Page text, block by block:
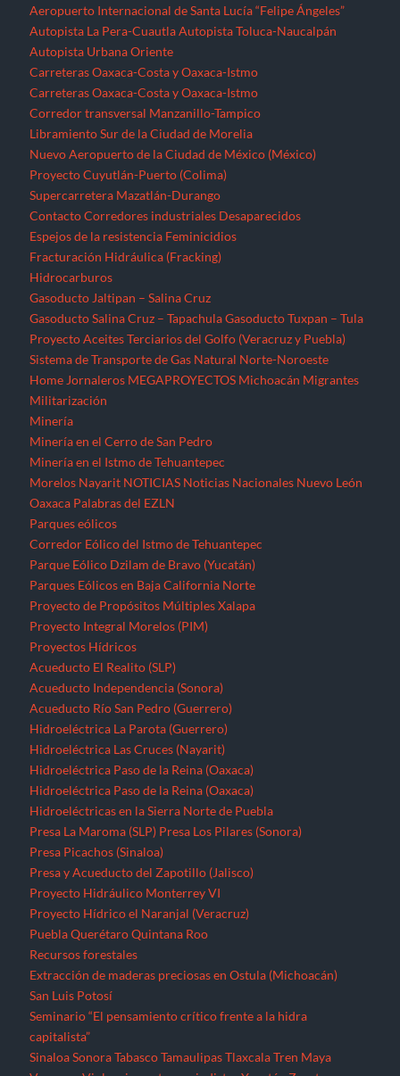
Espejos de la resistenciaFeminicidios
Fracturación Hidráulica (Fracking)
Hidrocarburos
Gasoducto Jaltipan – Salina Cruz
Gasoducto Salina Cruz – TapachulaGasoducto Tuxpan – Tula
Proyecto Aceites Terciarios del Golfo (Veracruz y Puebla)
Sistema de Transporte de Gas Natural Norte-Noroeste
Home JornalerosMEGAPROYECTOSMichoacánMigrantes
Militarización
Minería
Minería en el Cerro de San Pedro
Minería en el Istmo de Tehuantepec
MorelosNayaritNOTICIASNoticias Nacionales
OaxacaPalabras del EZLN
Parques eólicos
Corredor Eólico del Istmo de Tehuantepec
Parque Eólico Dzilam de Bravo (Yucatán)
Parques Eólicos en Baja California Norte
Proyecto de Propósitos Múltiples Xalapa
Proyecto Integral Morelos (PIM)
Proyectos Hídricos
Acueducto El Realito (SLP)
Acueducto Independencia (Sonora)
Acueducto Río San Pedro (Guerrero)
Hidroeléctrica La Parota (Guerrero)
Hidroeléctrica Las Cruces (Nayarit)
Hidroeléctrica Paso de la Reina (Oaxaca)
Hidroeléctrica Paso de la Reina (Oaxaca)
Hidroeléctricas en la Sierra Norte de Puebla
Presa La Maroma (SLP)Presa Los Pilares (Sonora)
Presa Picachos (Sinaloa)
Presa y Acueducto del Zapotillo (Jalisco)
Proyecto Hidráulico Monterrey VI
Proyecto Hídrico el Naranjal (Veracruz)
Puebla QuerétaroQuintana Roo
Recursos forestales
Extracción de maderas preciosas en Ostula (Michoacán)
San Luis Potosí
Seminario “El pensamiento crítico frente a la hidra
capitalista”
SinaloaSonoraTabasco Tamaulipas TlaxcalaTren Maya
VeracruzViolencia contra periodistas
Zonas de Desarrollo Económico y Social (ZODES) Ciudad de
México
Zonas Económicas Especiales
¿Qué es un megaproyecto?
Corredor transístimico
Funciona gracias a WordPress
Freesia.